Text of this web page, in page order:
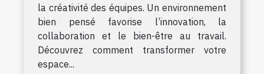
la créativité des équipes. Un environnement
bien pensé favorise l’innovation, la
collaboration et le bien-être au travail.
Découvrez comment transformer votre
espace...